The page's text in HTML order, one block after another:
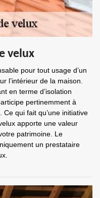
velux
pour tout usage d’un
l’intérieur de la maison.
en terme d’isolation
pertinemment à
qui fait qu’une initiative
apporte une valeur
patrimoine. Le
un prestataire